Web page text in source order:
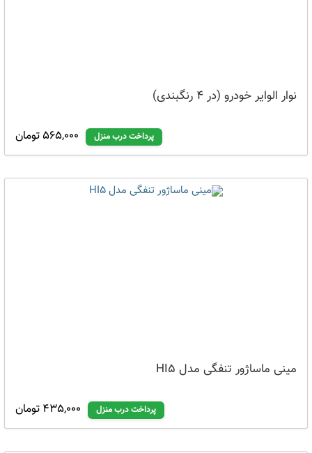
نوار الوایر خودرو (در 4 رنگبندی)
565,000 تومان پرداخت درب منزل
مینی ماساژور تنفگی مدل HI5
435,000 تومان پرداخت درب منزل